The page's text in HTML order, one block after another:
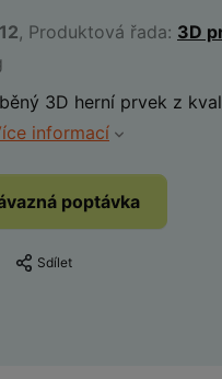
, Produktová řada: 3D
3D herní prvek z
informací
poptávka
Sdílet